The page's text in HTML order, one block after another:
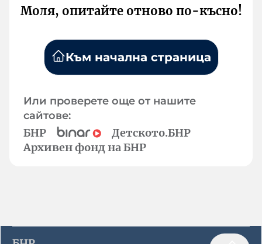
Моля, опитайте отново по-късно!
Към начална страница
Или проверете още от нашите
сайтове:
БНР
Детското.БНР
Архивен фонд на БНР